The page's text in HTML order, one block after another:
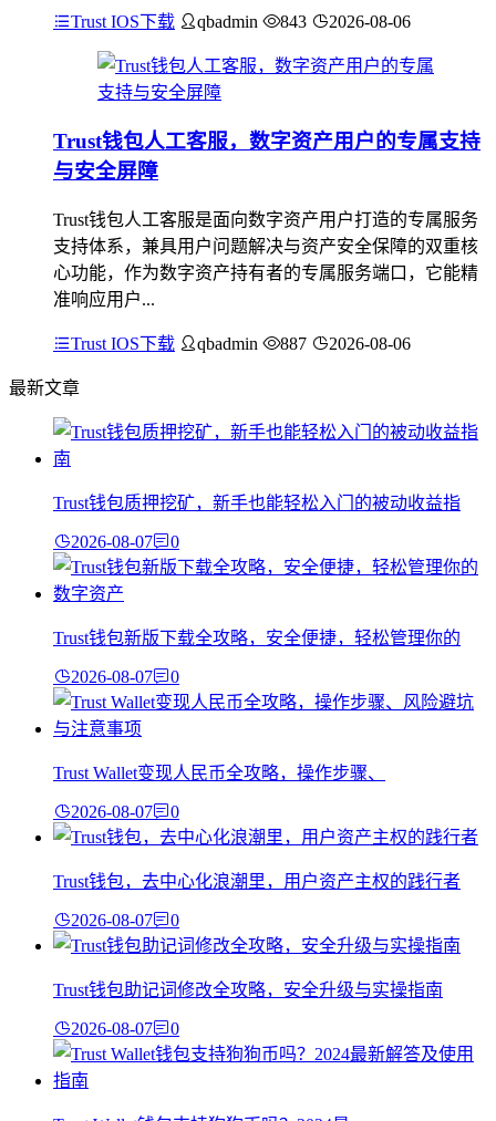
Trust IOS下载 qbadmin 843 2026-08-06
Trust钱包人工客服，数字资产用户的专属支持
与安全屏障
Trust钱包人工客服是面向数字资产用户打造的专属服务
支持体系，兼具用户问题解决与资产安全保障的双重核
心功能，作为数字资产持有者的专属服务端口，它能精
准响应用户...
Trust IOS下载 qbadmin 887 2026-08-06
最新文章
Trust钱包质押挖矿，新手也能轻松入门的被动收益指
2026-08-07 0
Trust钱包新版下载全攻略，安全便捷，轻松管理你的
2026-08-07 0
Trust Wallet变现人民币全攻略，操作步骤、
2026-08-07 0
Trust钱包，去中心化浪潮里，用户资产主权的践行者
2026-08-07 0
Trust钱包助记词修改全攻略，安全升级与实操指南
2026-08-07 0